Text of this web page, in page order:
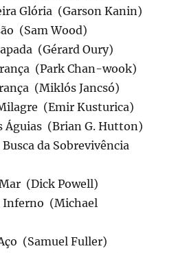
Glória (Garson Kanin)
(Sam Wood)
(Gérard Oury)
(Park Chan-wook)
(Miklós Jancsó)
(Emir Kusturica)
Águias (Brian G. Hutton)
da Sobrevivência
(Dick Powell)
Inferno (Michael
(Samuel Fuller)